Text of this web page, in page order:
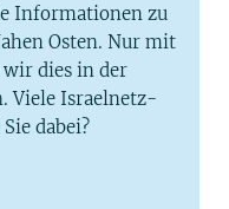
Informationen zu
Osten. Nur mit
dies in der
Viele Israelnetz-
dabei?